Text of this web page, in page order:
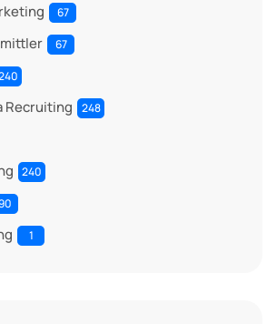
67
67
Recruiting 248
240
1